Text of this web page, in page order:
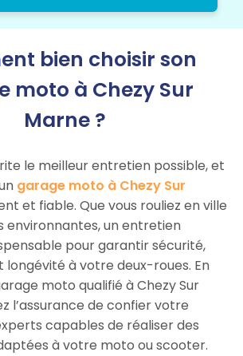
bien choisir son
moto à Chezy Sur
Marne ?
le meilleur entretien possible, et
garage moto à Chezy Sur
et fiable. Que vous rouliez en ville
environnantes, un entretien
pour garantir sécurité,
à votre deux-roues. En
moto qualifié à Chezy Sur
l’assurance de confier votre
capables de réaliser des
à votre moto ou scooter.